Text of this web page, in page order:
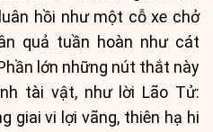
hồi như một cỗ xe chở
quả tuần hoàn như cát
lớn những nút thắt này
tài vật, như lời Lão Tử:
giai vi lợi vãng, thiên hạ hi